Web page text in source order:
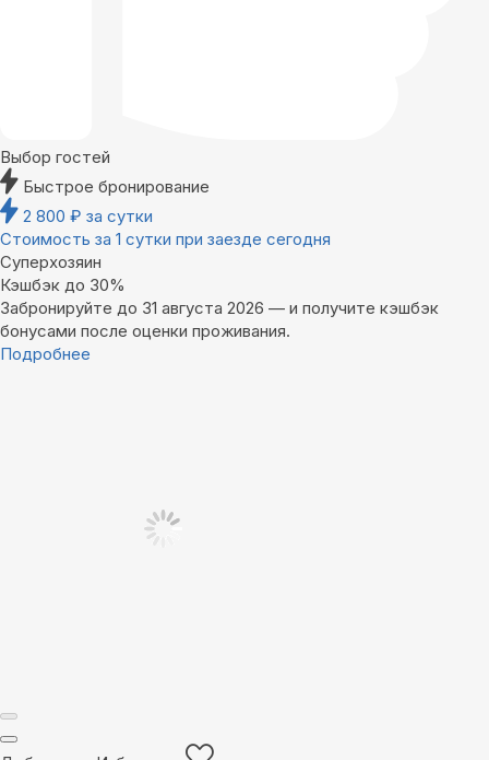
Выбор гостей
Быстрое бронирование
2 800 ₽ за сутки
Стоимость за 1 сутки при заезде сегодня
Суперхозяин
Кэшбэк до 30%
Забронируйте до 31 августа 2026 — и получите кэшбэк
бонусами после оценки проживания.
Подробнее